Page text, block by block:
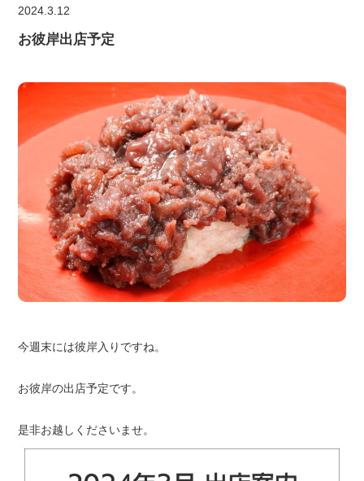
2024.3.12
お彼岸出店予定
今週末には彼岸入りですね。
お彼岸の出店予定です。
是非お越しくださいませ。